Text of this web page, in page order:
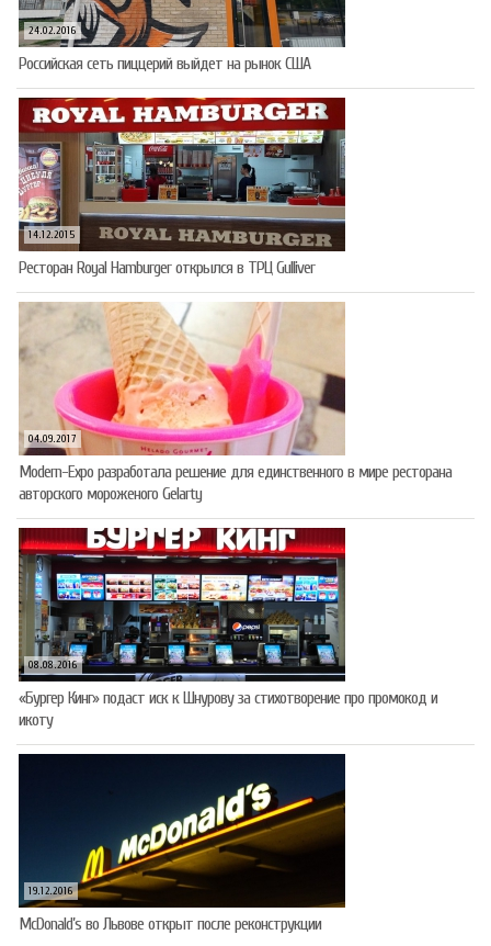
24.02.2016
Российская сеть пиццерий выйдет на рынок США
14.12.2015
Ресторан Royal Hamburger открылся в ТРЦ Gulliver
04.09.2017
Modern-Expo разработала решение для единственного в мире ресторана
авторского мороженого Gelarty
08.08.2016
«Бургер Кинг» подаст иск к Шнурову за стихотворение про промокод и
икоту
19.12.2016
McDonald’s во Львове открыт после реконструкции